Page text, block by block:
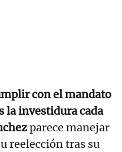
con el mandato
la investidura cada
parece manejar
reelección tras su